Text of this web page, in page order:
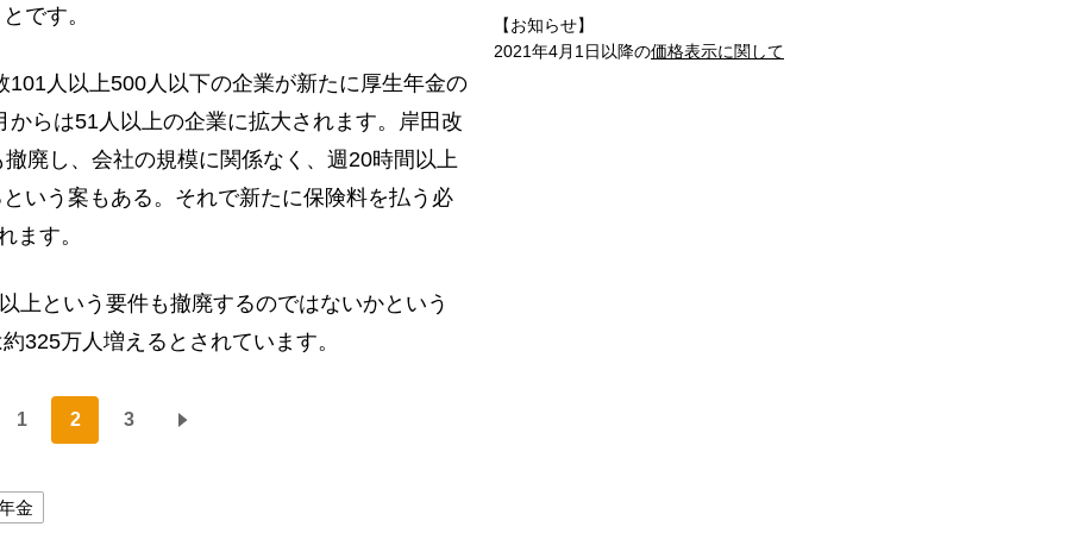
です。
人以上500人以下の企業が新たに厚生年金の
らは51人以上の企業に拡大されます。岸田改
廃し、会社の規模に関係なく、週20時間以上
いう案もある。それで新たに保険料を払う必
ます。
という要件も撤廃するのではないかという
325万人増えるとされています。
1 2 3
金
【お知らせ】
2021年4月1日以降の価格表示に関して